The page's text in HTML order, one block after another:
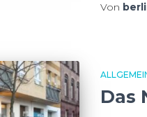
Von
Das